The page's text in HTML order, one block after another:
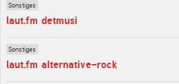
Sonstiges
laut.fm detmusi
Sonstiges
laut.fm alternative-rock